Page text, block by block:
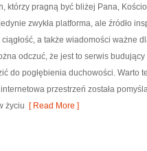
którzy pragną być bliżej Pana,
zwykła platforma, ale źródło
a także wiadomości ważne
odczuć, że jest to serwis
do pogłębienia duchowości. Warto
przestrzeń została
życiu [ Read More ]